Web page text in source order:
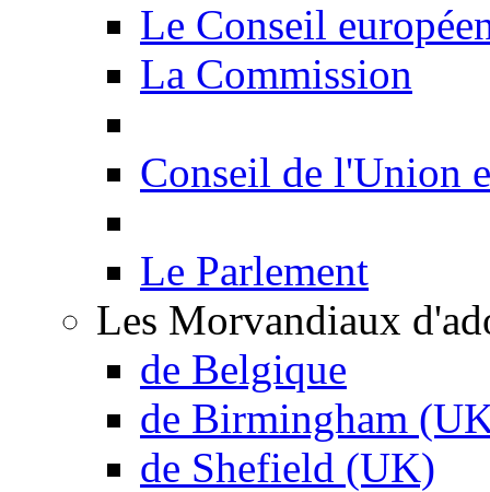
Le Conseil
La Commission
Conseil de l'Union
Le Parlement
Les Morvandiaux
de Belgique
de Birmingham
de Shefield (UK)